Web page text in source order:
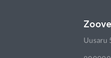
Uusaru